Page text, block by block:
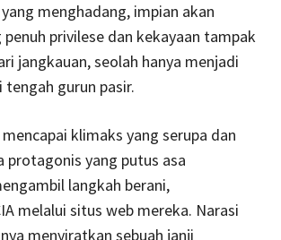
menghadang, impian akan
penuh privilese dan kekayaan tampak
jangkauan, seolah hanya menjadi
gurun pasir.
klimaks yang serupa dan
protagonis yang putus asa
langkah berani,
melalui situs web mereka. Narasi
menyiratkan sebuah janji